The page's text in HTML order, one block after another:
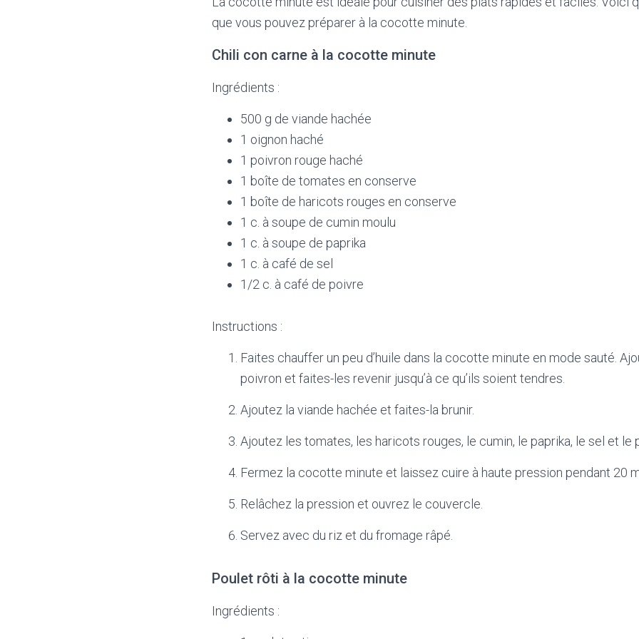
que vous pouvez préparer à la cocotte minute.
Chili con carne à la cocotte minute
Ingrédients :
500 g de viande hachée
1 oignon haché
1 poivron rouge haché
1 boîte de tomates en conserve
1 boîte de haricots rouges en conserve
1 c. à soupe de cumin moulu
1 c. à soupe de paprika
1 c. à café de sel
1/2 c. à café de poivre
Instructions :
Faites chauffer un peu d’huile dans la cocotte minute en mode sauté.
poivron et faites-les revenir jusqu’à ce qu’ils soient tendres.
Ajoutez la viande hachée et faites-la brunir.
Ajoutez les tomates, les haricots rouges, le cumin, le paprika, le sel et le
Fermez la cocotte minute et laissez cuire à haute pression pendant 20
Relâchez la pression et ouvrez le couvercle.
Servez avec du riz et du fromage râpé.
Poulet rôti à la cocotte minute
Ingrédients :